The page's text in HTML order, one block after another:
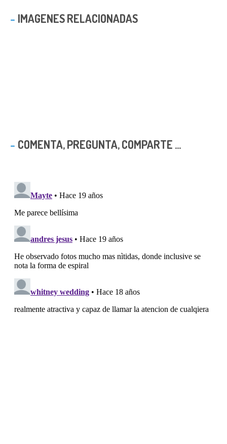
IMAGENES RELACIONADAS
COMENTA, PREGUNTA, COMPARTE ...